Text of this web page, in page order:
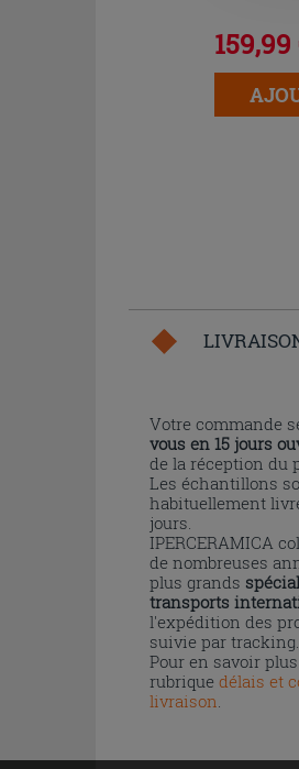
159,99
Votre commande
vous en 15 jours
de la réception du
Les échantillons
habituellement
jours.
IPERCERAMICA
de nombreuses
plus grands
transports
l'expédition des
suivie par tracking.
Pour en savoir
rubrique délais et
livraison